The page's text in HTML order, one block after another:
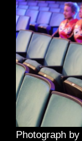
Photograph